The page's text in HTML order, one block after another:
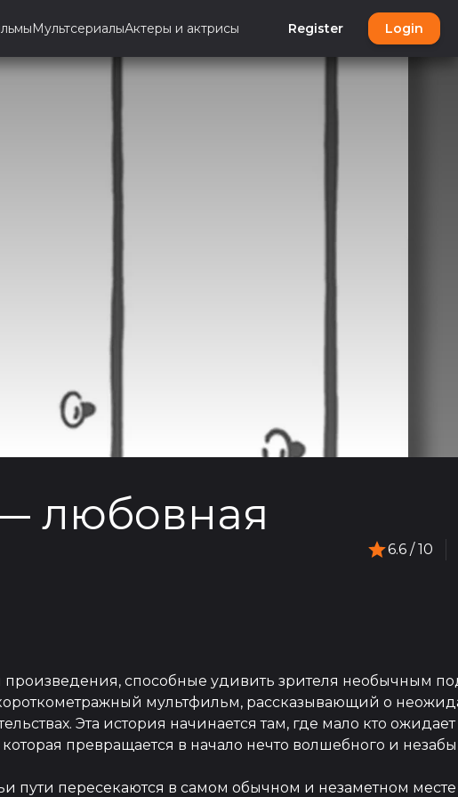
МультсериалыАктеры и актрисы Register Login
любовная
6.6 / 10
способные удивить зрителя необычным
мультфильм, рассказывающий о
Эта история начинается там, где мало кто
превращается в начало нечто волшебного и
пути пересекаются в самом обычном и незаметном